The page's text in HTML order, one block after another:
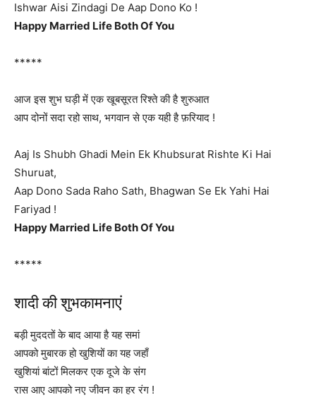
Ishwar Aisi Zindagi De Aap Dono Ko !
Happy Married Life Both Of You
*****
आज इस शुभ घड़ी में एक खूबसूरत रिश्ते की है शुरुआत
आप दोनों सदा रहो साथ, भगवान से एक यही है फ़रियाद !
Aaj Is Shubh Ghadi Mein Ek Khubsurat Rishte Ki Hai
Shuruat,
Aap Dono Sada Raho Sath, Bhagwan Se Ek Yahi Hai
Fariyad !
Happy Married Life Both Of You
*****
शादी की शुभकामनाएं
बड़ी मुददतों के बाद आया है यह समां
आपको मुबारक हो खुशियों का यह जहाँ
खुशियां बांटों मिलकर एक दूजे के संग
रास आए आपको नए जीवन का हर रंग !